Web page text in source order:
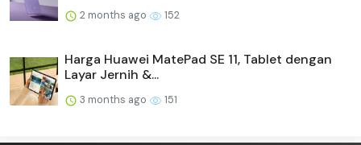
2 months ago 152
Harga Huawei MatePad SE 11, Tablet dengan
Layar Jernih &...
3 months ago 151